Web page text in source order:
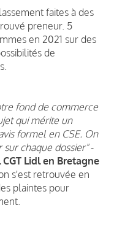
faites à des
preneur. 5
en 2021 sur des
de
fond de commerce
qui mérite un
formel en CSE. On
chaque dossier"-
Lidl en Bretagne
s'est retrouvée en
plaintes pour